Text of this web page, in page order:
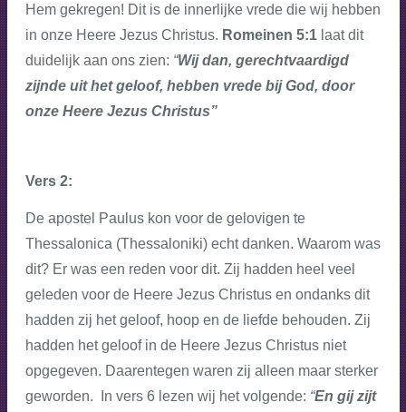
Hem gekregen! Dit is de innerlijke vrede die wij hebben
in onze Heere Jezus Christus. Romeinen 5:1laat dit
duidelijk aan ons zien: “Wij dan, gerechtvaardigd
zijnde uit het geloof, hebben vrede bij God, door
onze Heere Jezus Christus”
Vers 2:
De apostel Paulus kon voor de gelovigen te
Thessalonica (Thessaloniki) echt danken. Waarom was
dit? Er was een reden voor dit. Zij hadden heel veel
geleden voor de Heere Jezus Christus en ondanks dit
hadden zij het geloof, hoop en de liefde behouden. Zij
hadden het geloof in de Heere Jezus Christus niet
opgegeven. Daarentegen waren zij alleen maar sterker
geworden. In vers 6 lezen wij het volgende: “En gij zijt